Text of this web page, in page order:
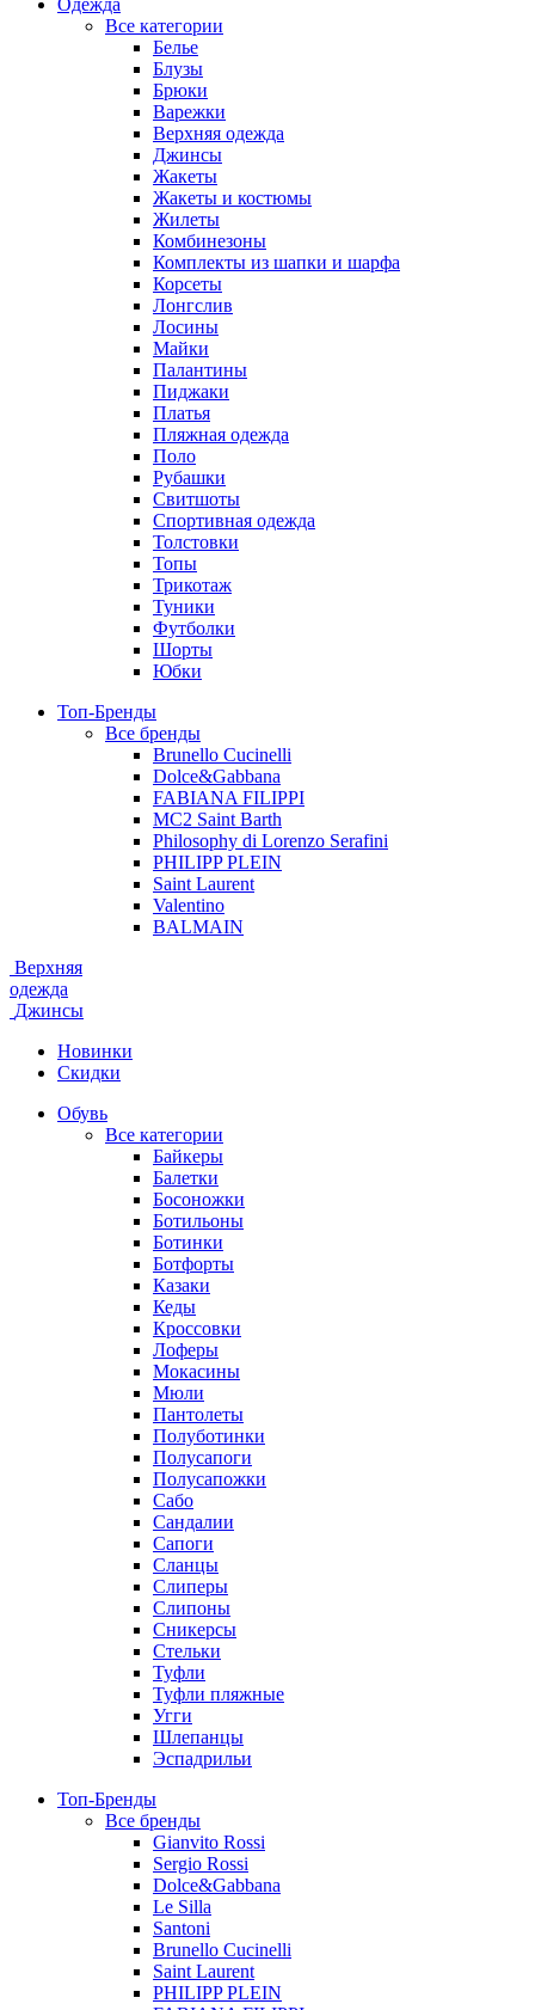
Одежда
Все категории
Белье
Блузы
Брюки
Варежки
Верхняя одежда
Джинсы
Жакеты
Жакеты и костюмы
Жилеты
Комбинезоны
Комплекты из шапки и шарфа
Корсеты
Лонгслив
Лосины
Майки
Палантины
Пиджаки
Платья
Пляжная одежда
Поло
Рубашки
Свитшоты
Спортивная одежда
Толстовки
Топы
Трикотаж
Туники
Футболки
Шорты
Юбки
Топ-Бренды
Все бренды
Brunello Cucinelli
Dolce&Gabbana
FABIANA FILIPPI
MC2 Saint Barth
Philosophy di Lorenzo Serafini
PHILIPP PLEIN
Saint Laurent
Valentino
BALMAIN
Верхняя
одежда
Джинсы
Новинки
Скидки
Обувь
Все категории
Байкеры
Балетки
Босоножки
Ботильоны
Ботинки
Ботфорты
Казаки
Кеды
Кроссовки
Лоферы
Мокасины
Мюли
Пантолеты
Полуботинки
Полусапоги
Полусапожки
Сабо
Сандалии
Сапоги
Сланцы
Слиперы
Слипоны
Сникерсы
Стельки
Туфли
Туфли пляжные
Угги
Шлепанцы
Эспадрильи
Топ-Бренды
Все бренды
Gianvito Rossi
Sergio Rossi
Dolce&Gabbana
Le Silla
Santoni
Brunello Cucinelli
Saint Laurent
PHILIPP PLEIN